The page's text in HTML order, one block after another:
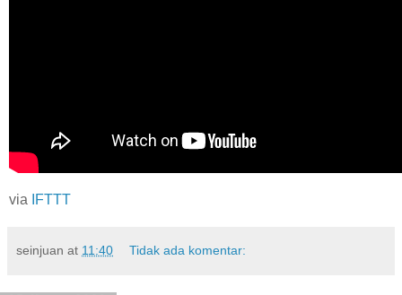
via IFTTT
seinjuan at 11:40 Tidak ada komentar: